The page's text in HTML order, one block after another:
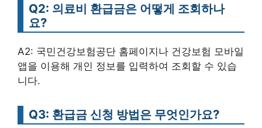
Q2: 의료비 환급금은 어떻게 조회하나
요?
A2: 국민건강보험공단 홈페이지나 건강보험 모바일
앱을 이용해 개인 정보를 입력하여 조회할 수 있습
니다.
Q3: 환급금 신청 방법은 무엇인가요?